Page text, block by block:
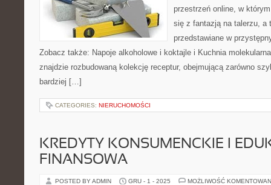
przestrzeń online, w
się z fantazją na talerzu, a
przedstawiane w
Zobacz także: Napoje alkoholowe i koktajle i Kuchnia
znajdzie rozbudowaną kolekcję receptur, obejmującą zarówno
bardziej […]
CATEGORIES: NIERUCHOMOŚCI
KREDYTY KONSUMENCKIE I
FINANSOWA
POSTED BY ADMIN GRU - 1 - 2025 MOŻLIWOŚĆ